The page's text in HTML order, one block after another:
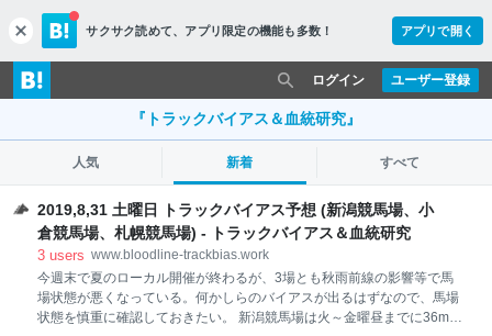
c
l
o
s
サクサク読めて、 アプリ限定の機能も多数！ アプリで開く
ユーザー登録
ログイン
『トラックバイアス＆血統研究』
人気 新着 すべて
2019,8,31 土曜日 トラックバイアス予想 (新潟競馬場、小
倉競馬場、札幌競馬場) - トラックバイアス＆血統研究
3 users www.bloodline-trackbias.work
今週末で夏のローカル開催が終わるが、3場とも秋雨前線の影響等で馬
場状態が悪くなっている。何かしらのバイアスが出るはずなので、馬場
状態を慎重に確認しておきたい。 新潟競馬場は火～金曜昼までに36mm